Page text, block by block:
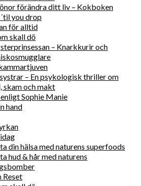
förändra ditt liv – Kokboken
you drop
för alltid
skall dö
– Knarkkurir och
– En psykologisk thriller om
skam och makt
Sophie Manie
hand
din hälsa med naturens superfoods
hud & hår med naturens
Reset